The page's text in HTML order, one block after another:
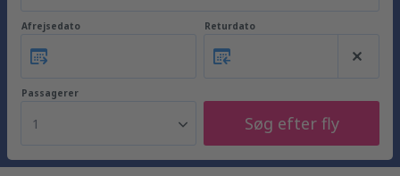
Afrejsedato Returdato
Passagerer
1 Søg efter fly